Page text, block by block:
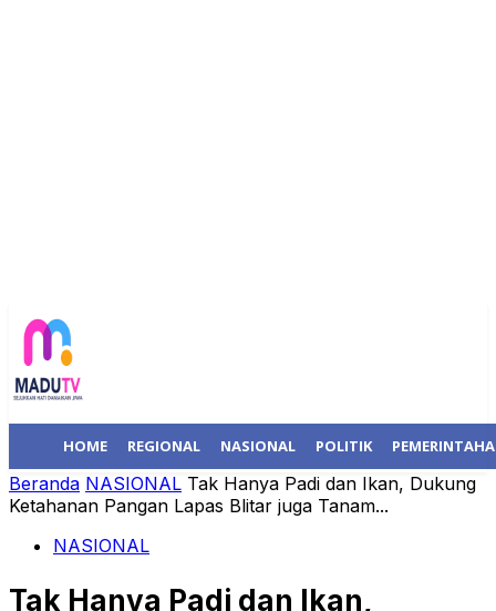
HOME REGIONAL NASIONAL POLITIK
Beranda NASIONAL Tak Hanya Padi dan Ikan, Dukung
Ketahanan Pangan Lapas Blitar juga Tanam...
NASIONAL
Tak Hanya Padi dan Ikan,